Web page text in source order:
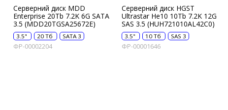
Серверний диск MDD
Enterprise 20Tb 7.2K 6G SATA
3.5 (MDD20TGSA25672E)
3.5" 20 Тб SATA 3
ФР-00002204
Серверний диск HGST
Ultrastar He10 10Tb 7.2K 12G
SAS 3.5 (HUH721010AL42C0)
3.5" 10 Тб SAS 3
ФР-00001646